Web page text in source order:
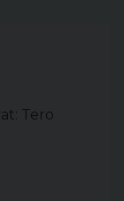
Tero